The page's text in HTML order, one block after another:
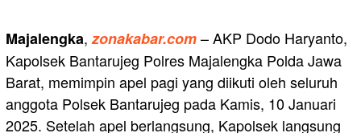
Majalengka,zonakabar.com– AKP Dodo Haryanto,
Kapolsek Bantarujeg Polres Majalengka Polda Jawa
Barat, memimpin apel pagi yang diikuti oleh seluruh
anggota Polsek Bantarujeg pada Kamis, 10 Januari
2025. Setelah apel berlangsung, Kapolsek langsung